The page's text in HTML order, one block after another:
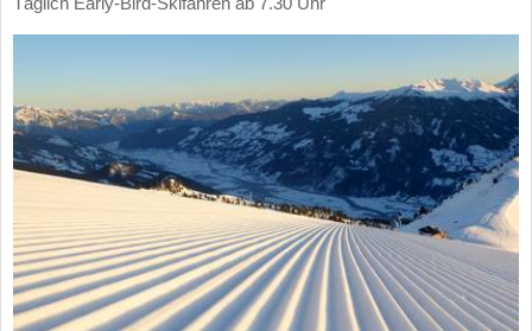
Täglich Early-Bird-Skifahren ab 7.30 Uhr